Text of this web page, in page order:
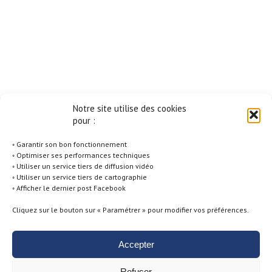
Notre site utilise des cookies
pour :
◦ Garantir son bon fonctionnement
◦ Optimiser ses performances techniques
◦ Utiliser un service tiers de diffusion vidéo
◦ Utiliser un service tiers de cartographie
◦ Afficher le dernier post Facebook
Cliquez sur le bouton sur « Paramétrer » pour modifier vos préférences.
Accepter
Conditions générales d'utilisation -